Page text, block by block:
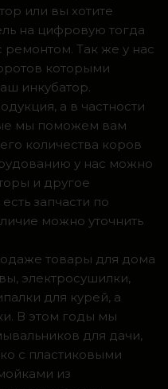
или вы хотите
на цифровую тогда
Так же у нас
которыми
инкубатор.
а в частности
мы поможем вам
количества коров
у нас можно
и другое
запчасти по
можно уточнить
товары для дома
электросушилки,
для курей, а
В этом годы мы
для дачи,
с пластиковыми
из